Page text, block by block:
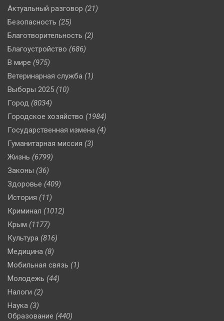
Актуальный разговор (21)
Безопасность (25)
Благотворительность (2)
Благоустройство (686)
В мире (975)
Ветеринарная служба (1)
Выборы 2025 (10)
Город (8034)
Городское хозяйство (1984)
Государственная измена (4)
Гуманитарная миссия (3)
Жизнь (6799)
Законы (36)
Здоровье (409)
История (11)
Криминал (1012)
Крым (1177)
Культура (816)
Медицина (8)
Мобильная связь (1)
Молодежь (44)
Налоги (2)
Наука (3)
Образование (440)